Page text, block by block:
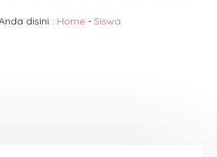
disini : Home - Siswa